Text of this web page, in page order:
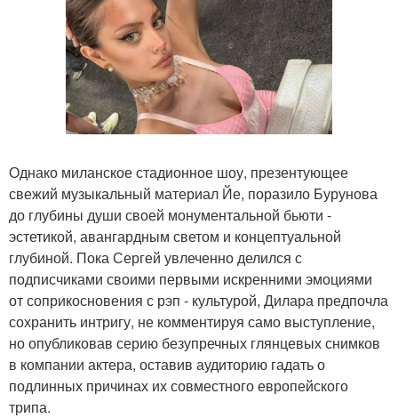
Однако миланское стадионное шоу, презентующее
свежий музыкальный материал Йе, поразило Бурунова
до глубины души своей монументальной бьюти -
эстетикой, авангардным светом и концептуальной
глубиной. Пока Сергей увлеченно делился с
подписчиками своими первыми искренними эмоциями
от соприкосновения с рэп - культурой, Дилара предпочла
сохранить интригу, не комментируя само выступление,
но опубликовав серию безупречных глянцевых снимков
в компании актера, оставив аудиторию гадать о
подлинных причинах их совместного европейского
трипа.